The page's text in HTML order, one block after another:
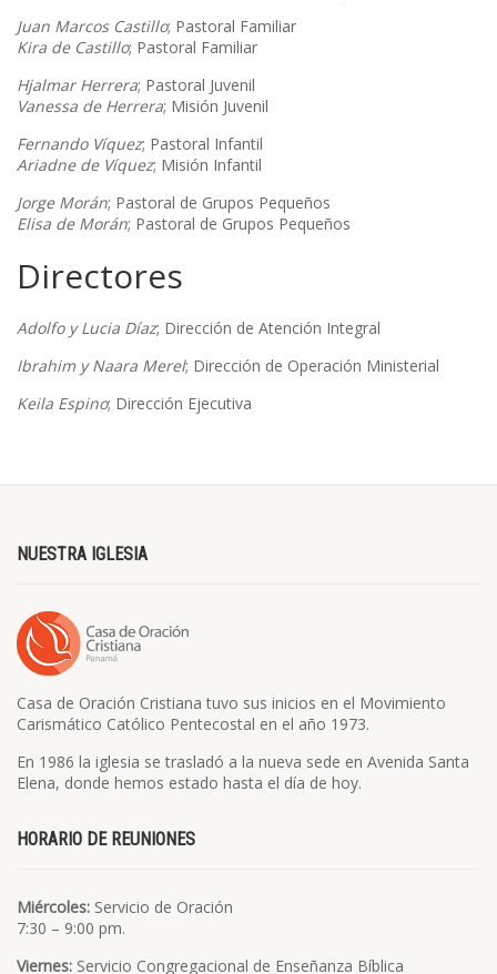
Juan Marcos Castillo; Pastoral Familiar
Kira de Castillo; Pastoral Familiar
Hjalmar Herrera; Pastoral Juvenil
Vanessa de Herrera; Misión Juvenil
Fernando Víquez; Pastoral Infantil
Ariadne de Víquez; Misión Infantil
Jorge Morán; Pastoral de Grupos Pequeños
Elisa de Morán; Pastoral de Grupos Pequeños
Directores
Adolfo y Lucia Díaz; Dirección de Atención Integral
Ibrahim y Naara Merel; Dirección de Operación Ministerial
Keila Espino; Dirección Ejecutiva
NUESTRA IGLESIA
Casa de Oración Cristiana tuvo sus inicios en el Movimiento
Carismático Católico Pentecostal en el año 1973.
En 1986 la iglesia se trasladó a la nueva sede en Avenida Santa
Elena, donde hemos estado hasta el día de hoy.
HORARIO DE REUNIONES
Miércoles: Servicio de Oración
7:30 – 9:00 pm.
Viernes: Servicio Congregacional de Enseñanza Bíblica